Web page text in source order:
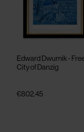
Edward Dwurnik -
City of Danzig
€802.45